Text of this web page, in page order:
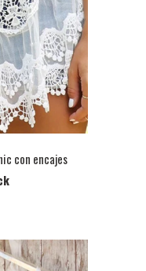
con encajes